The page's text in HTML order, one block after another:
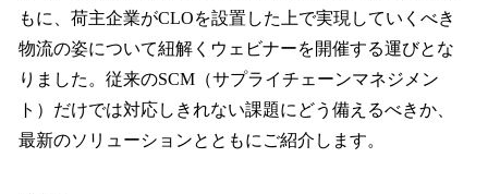
もに、荷主企業がCLOを設置した上で実現していくべき
物流の姿について紐解くウェビナーを開催する運びとな
りました。従来のSCM（サプライチェーンマネジメン
ト）だけでは対応しきれない課題にどう備えるべきか、
最新のソリューションとともにご紹介します。